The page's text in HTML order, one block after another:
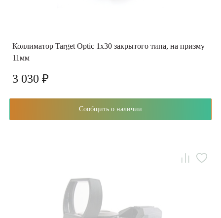
Коллиматор Target Optic 1x30 закрытого типа, на призму
11мм
3 030 ₽
Сообщить о наличии